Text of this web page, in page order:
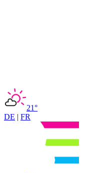
21°
DE | FR